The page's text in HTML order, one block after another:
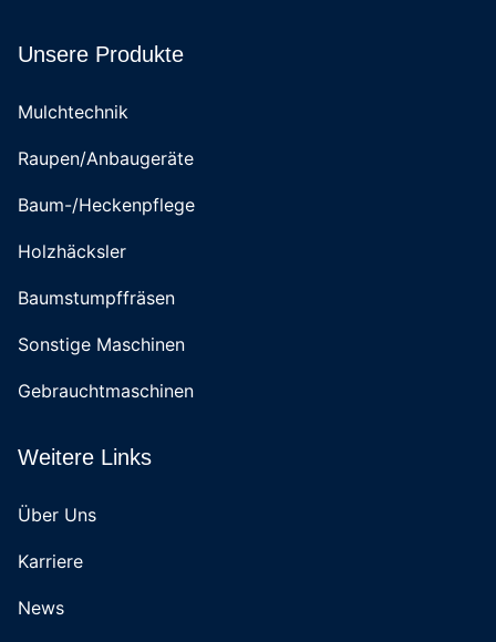
Unsere Produkte
Mulchtechnik
Raupen/Anbaugeräte
Baum-/Heckenpflege
Holzhäcksler
Baumstumpffräsen
Sonstige Maschinen
Gebrauchtmaschinen
Weitere Links
Über Uns
Karriere
News